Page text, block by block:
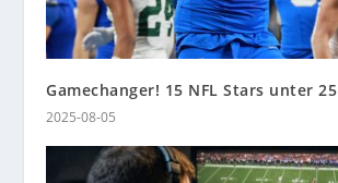
Gamechanger! 15 NFL Stars unter 25
2025-08-05